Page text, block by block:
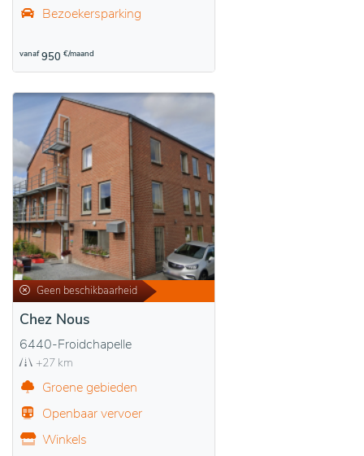
Bezoekersparking
vanaf 950 €/maand
Geen beschikbaarheid
Chez Nous
6440-Froidchapelle
+27 km
Groene gebieden
Openbaar vervoer
Winkels